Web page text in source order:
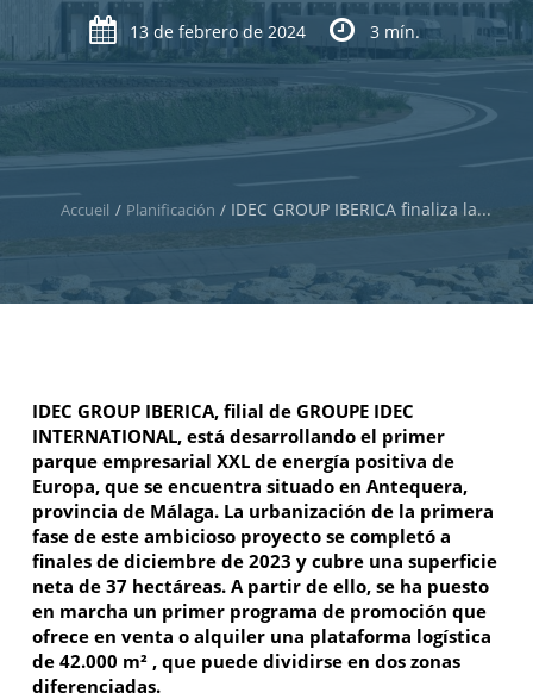
13 de febrero de 2024 3 mín.
Accueil / Planificación / IDEC GROUP IBERICA finaliza la...
IDEC GROUP IBERICA, filial de GROUPE IDEC
INTERNATIONAL, está desarrollando el primer
parque empresarial XXL de energía positiva de
Europa, que se encuentra situado en Antequera,
provincia de Málaga. La urbanización de la primera
fase de este ambicioso proyecto se completó a
finales de diciembre de 2023 y cubre una superficie
neta de 37 hectáreas. A partir de ello, se ha puesto
en marcha un primer programa de promoción que
ofrece en venta o alquiler una plataforma logística
de 42.000 m² , que puede dividirse en dos zonas
diferenciadas.